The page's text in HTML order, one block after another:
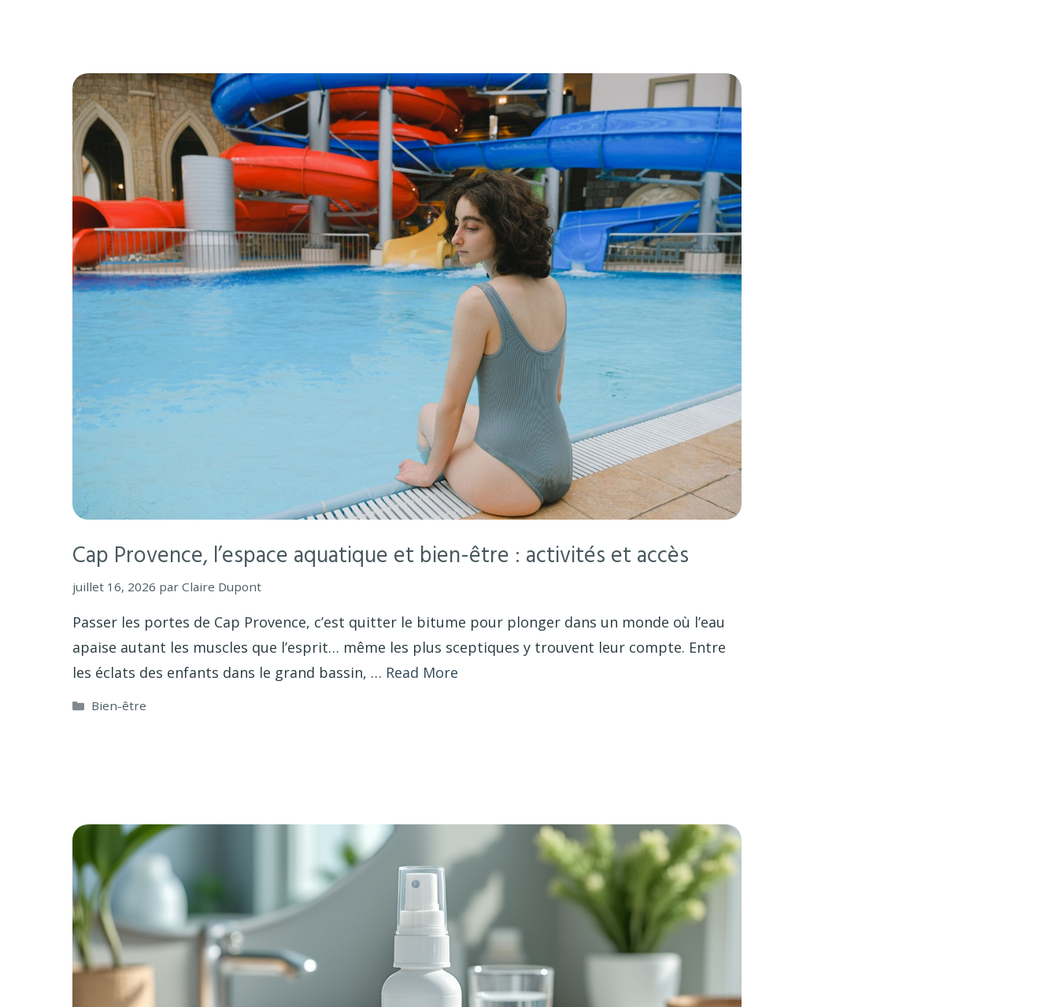
Cap Provence, l’espace aquatique et bien-être : activités et accès
juillet 16, 2026 par Claire Dupont
Passer les portes de Cap Provence, c’est quitter le bitume pour plonger dans un monde où l’eau
apaise autant les muscles que l’esprit… même les plus sceptiques y trouvent leur compte. Entre
les éclats des enfants dans le grand bassin, … Read More
Catégories
Bien-être